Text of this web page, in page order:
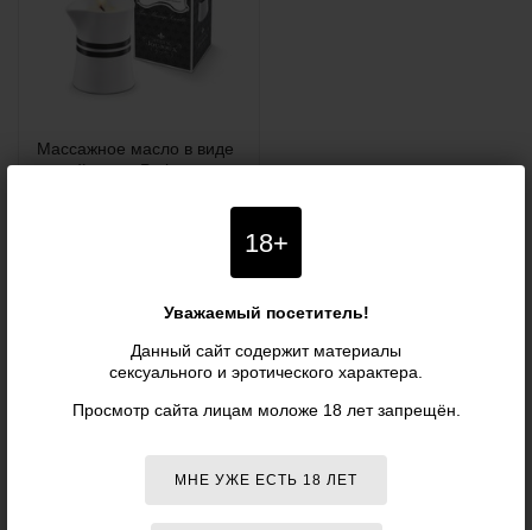
18+
Уважаемый посетитель!
Данный сайт содержит материалы
сексуального и эротического характера.
Просмотр сайта лицам моложе 18 лет запрещён.
МНЕ УЖЕ ЕСТЬ 18 ЛЕТ
Массажное масло в виде
малой свечи Petits
р.
ОТЗЫВЫ